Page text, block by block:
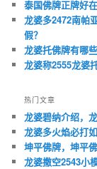
泰国佛牌正牌好
龙婆多2472南帕
假？
龙婆托佛牌有哪
龙婆称2555龙婆
热门文章
龙婆碧纳介绍，
龙婆多火焰必打
坤平佛牌，坤平
龙婆撒空2543小